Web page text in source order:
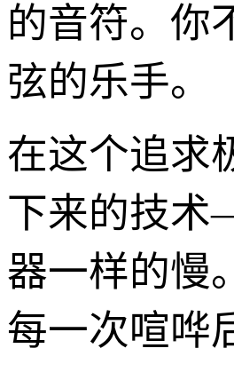
的音符。你
弦的乐手。
在这个追求
下来的技术
器一样的慢
每一次喧哗